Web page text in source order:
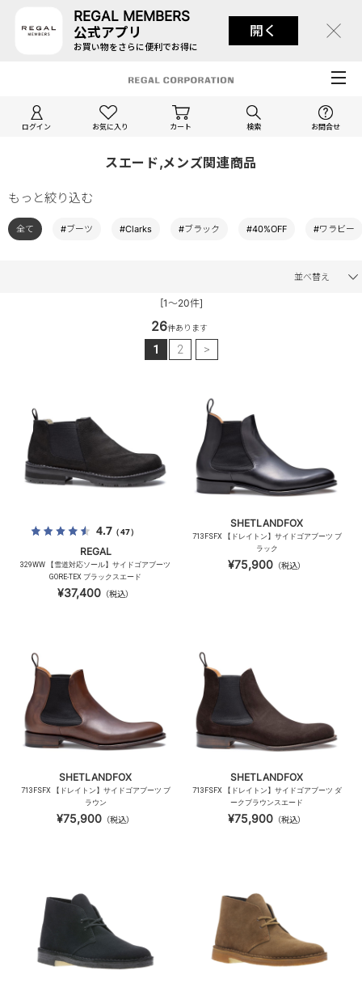
REGAL MEMBERS
公式アプリ
お買い物をさらに便利でお得に
開く
ログイン お気に入り カート 検索 お問合せ
スエード,メンズ関連商品
もっと絞り込む
全て #ブーツ #Clarks #ブラック #40%OFF #ワラビー
並べ替え
[1～20件]
26件あります
1 2 >
4.7（47）
REGAL
329WW 【雪道対応ソール】サイドゴアブーツ
GORE-TEX ブラックスエード
¥37,400 （税込）
SHETLANDFOX
713FSFX 【ドレイトン】サイドゴアブーツ ブ
ラック
¥75,900 （税込）
SHETLANDFOX
713FSFX 【ドレイトン】サイドゴアブーツ ブ
ラウン
¥75,900 （税込）
SHETLANDFOX
713FSFX 【ドレイトン】サイドゴアブーツ ダ
ークブラウンスエード
¥75,900 （税込）